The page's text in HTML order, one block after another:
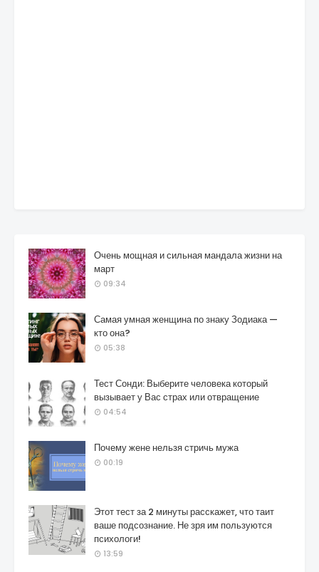
Очень мощная и сильная мандала жизни на
март
09:34
Самая умная женщина по знаку Зодиака —
кто она?
05:38
Тест Сонди: Выберите человека который
вызывает у Вас страх или отвращение
04:54
Почему жене нельзя стричь мужа
00:19
Этот тест за 2 минуты расскажет, что таит
ваше подсознание. Не зря им пользуются
психологи!
13:59